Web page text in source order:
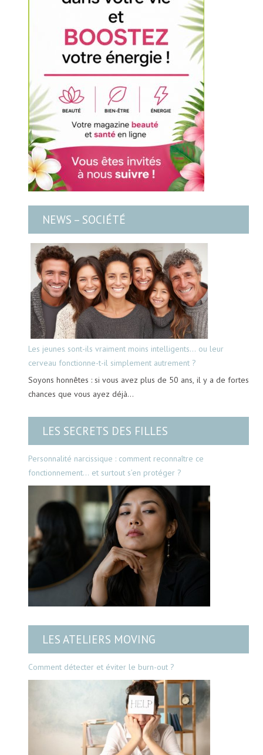
NEWS – SOCIÉTÉ
Les jeunes sont-ils vraiment moins intelligents… ou leur
cerveau fonctionne-t-il simplement autrement ?
Soyons honnêtes : si vous avez plus de 50 ans, il y a de fortes
chances que vous ayez déjà…
LES SECRETS DES FILLES
Personnalité narcissique : comment reconnaître ce
fonctionnement… et surtout s’en protéger ?
LES ATELIERS MOVING
Comment détecter et éviter le burn-out ?